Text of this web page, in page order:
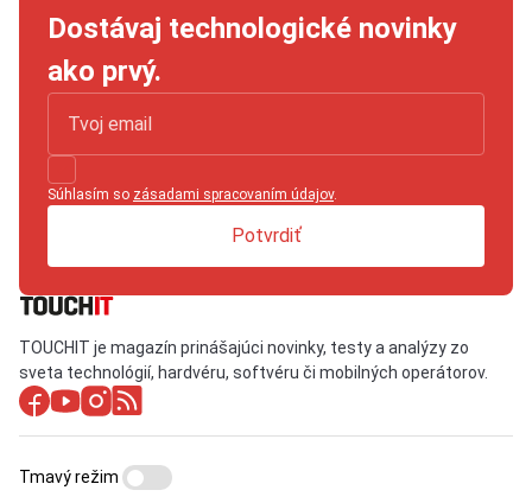
Dostávaj technologické novinky
ako prvý.
Súhlasím so zásadami spracovaním údajov.
Potvrdiť
TOUCHIT je magazín prinášajúci novinky, testy a analýzy zo
sveta technológií, hardvéru, softvéru či mobilných operátorov.
Tmavý režim